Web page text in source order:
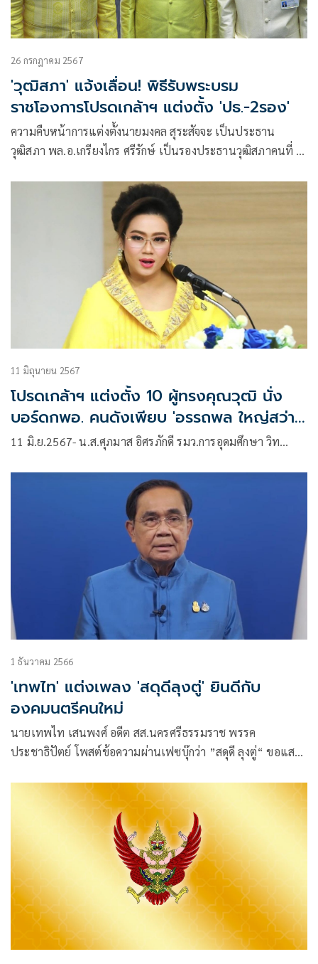
26 กรกฎาคม 2567
'วุฒิสภา' แจ้งเลื่อน! พิธีรับพระบรม
ราชโองการโปรดเกล้าฯ แต่งตั้ง 'ปธ.-2รอง'
ความคืบหน้าการแต่งตั้งนายมงคล สุระสัจจะ เป็นประธาน
วุฒิสภา พล.อ.เกรียงไกร ศรีรักษ์ เป็นรองประธานวุฒิสภาคนที่ 1
11 มิถุนายน 2567
โปรดเกล้าฯ แต่งตั้ง 10 ผู้ทรงคุณวุฒิ นั่ง
บอร์ดกพอ. คนดังเพียบ 'อรรถพล ใหญ่สว่าง
-บวรศักดิ์ อุวรรณโณ-บรรเจิด สิงคะเนติ'
11 มิ.ย.2567- น.ส.ศุภมาส อิศรภักดี รมว.การอุดมศึกษา วิท…
1 ธันวาคม 2566
'เทพไท' แต่งเพลง 'สดุดีลุงตู่' ยินดีกับ
องคมนตรีคนใหม่
นายเทพไท เสนพงศ์ อดีต สส.นครศรีธรรมราช พรรค
ประชาธิปัตย์ โพสต์ข้อความผ่านเฟซบุ๊กว่า ”สดุดี ลุงตู่“ ขอแสดง
เกล้าฯ เป็นองคมนตรีคนใหม่